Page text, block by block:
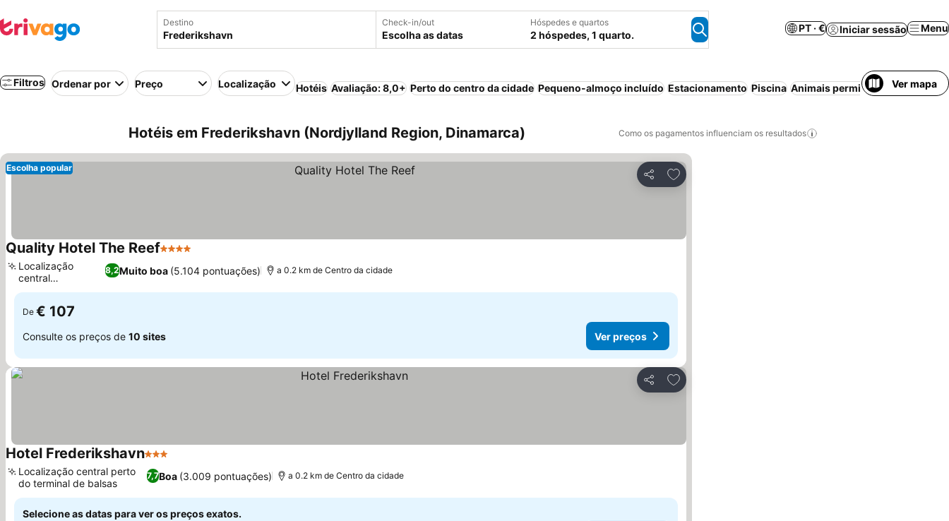
Destino Check-in/out
Escolha as datas
Hóspedes e quartos
2 hóspedes, 1 quarto.
PT · € Iniciar sessão Menu
Filtros Ordenar por Preço Localização Hotéis Avaliação: 8,0+ Perto do centro da cidade Pequeno-almoço incluído Estacionamento Piscina Animais permitidos Ver mapa
Hotéis em Frederikshavn (Nordjylland Region, Dinamarca) Como os pagamentos influenciam os resultados
Partilhar
Adicionar aos favoritos
Escolha popular
Quality Hotel The Reef4 Estrelas
8,2Muito boa (5.104 pontuações)
Localização
central
privilegiada
a 0.2 km de Centro da cidade
De € 107
Consulte os preços de 10 sites Ver preços
Partilhar
Adicionar aos favoritos
Hotel Frederikshavn3 Estrelas
7,7Boa (3.009 pontuações)
Localização central perto
do terminal de balsas
a 0.2 km de Centro da cidade
Selecione as datas para ver os preços exatos.